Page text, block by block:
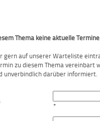
Thema keine aktuelle
gern auf unserer Warteliste
zu diesem Thema vereinbart
unverbindlich darüber informiert.
*